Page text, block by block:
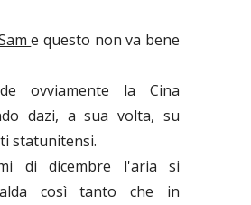
e questo non va bene
ovviamente la Cina
dazi, a sua volta, su
statunitensi.
di dicembre l'aria si
così tanto che in